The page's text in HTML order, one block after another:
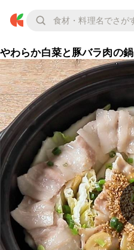
やわらか白菜と豚バラ肉の鍋